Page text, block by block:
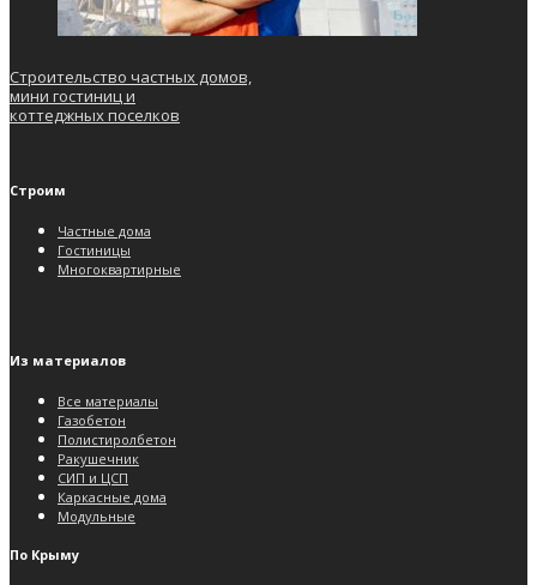
Строительство частных домов,
мини гостиниц и
коттеджных поселков
Строим
Частные дома
Гостиницы
Многоквартирные
Из материалов
Все материалы
Газобетон
Полистиролбетон
Ракушечник
СИП и ЦСП
Каркасные дома
Модульные
По Крыму